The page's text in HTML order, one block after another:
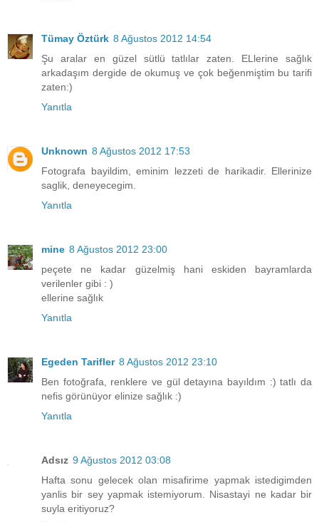
Tümay Öztürk 8 Ağustos 2012 14:54
Şu aralar en güzel sütlü tatlılar zaten. ELlerine sağlık
arkadaşım dergide de okumuş ve çok beğenmiştim bu tarifi
zaten:)
Yanıtla
Unknown 8 Ağustos 2012 17:53
Fotografa bayildim, eminim lezzeti de harikadir. Ellerinize
saglik, deneyecegim.
Yanıtla
mine 8 Ağustos 2012 23:00
peçete ne kadar güzelmiş hani eskiden bayramlarda
verilenler gibi : )
ellerine sağlık
Yanıtla
Egeden Tarifler 8 Ağustos 2012 23:10
Ben fotoğrafa, renklere ve gül detayına bayıldım :) tatlı da
nefis görünüyor elinize sağlık :)
Yanıtla
Adsız 9 Ağustos 2012 03:08
Hafta sonu gelecek olan misafirime yapmak istedigimden
yanlis bir sey yapmak istemiyorum. Nisastayi ne kadar bir
suyla eritiyoruz?